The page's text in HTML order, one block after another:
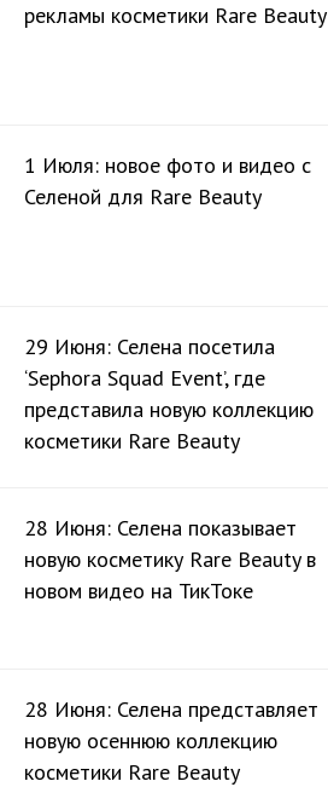
рекламы косметики Rare Beauty
1 Июля: новое фото и видео с
Селеной для Rare Beauty
29 Июня: Селена посетила
‘Sephora Squad Event’, где
представила новую коллекцию
косметики Rare Beauty
28 Июня: Селена показывает
новую косметику Rare Beauty в
новом видео на ТикТоке
28 Июня: Селена представляет
новую осеннюю коллекцию
косметики Rare Beauty